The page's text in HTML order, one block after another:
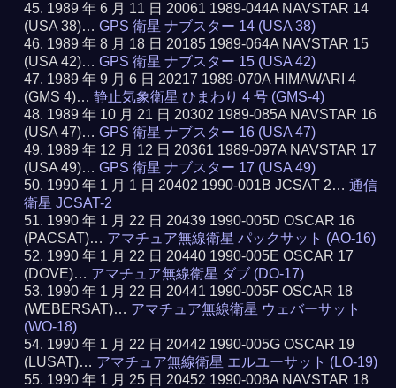
1989 年 6 月 11 日 20061 1989-044A NAVSTAR 14
(USA 38)…GPS 衛星 ナブスター 14 (USA 38)
1989 年 8 月 18 日 20185 1989-064A NAVSTAR 15
(USA 42)…GPS 衛星 ナブスター 15 (USA 42)
1989 年 9 月 6 日 20217 1989-070A HIMAWARI 4
(GMS 4)…静止気象衛星 ひまわり 4 号 (GMS-4)
1989 年 10 月 21 日 20302 1989-085A NAVSTAR 16
(USA 47)…GPS 衛星 ナブスター 16 (USA 47)
1989 年 12 月 12 日 20361 1989-097A NAVSTAR 17
(USA 49)…GPS 衛星 ナブスター 17 (USA 49)
1990 年 1 月 1 日 20402 1990-001B JCSAT 2…通信
衛星 JCSAT-2
1990 年 1 月 22 日 20439 1990-005D OSCAR 16
(PACSAT)… アマチュア無線衛星 パックサット (AO-16)
1990 年 1 月 22 日 20440 1990-005E OSCAR 17
(DOVE)… アマチュア無線衛星 ダブ (DO-17)
1990 年 1 月 22 日 20441 1990-005F OSCAR 18
(WEBERSAT)… アマチュア無線衛星 ウェバーサット
(WO-18)
1990 年 1 月 22 日 20442 1990-005G OSCAR 19
(LUSAT)… アマチュア無線衛星 エルユーサット (LO-19)
1990 年 1 月 25 日 20452 1990-008A NAVSTAR 18